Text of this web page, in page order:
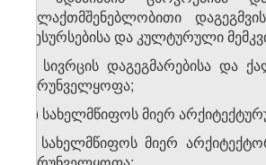
ქალაქთმშენებლობითი
რესურსებისა და კულტურული
გ) სივრცის დაგეგმარებისა და
უზრუნველყოფა;
დ) სახელმწიფოს მიერ
ე) სახელმწიფოს მიერ